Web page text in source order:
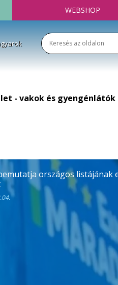
WEBSHOP
- vakok és gyengénlátók
országos listájának